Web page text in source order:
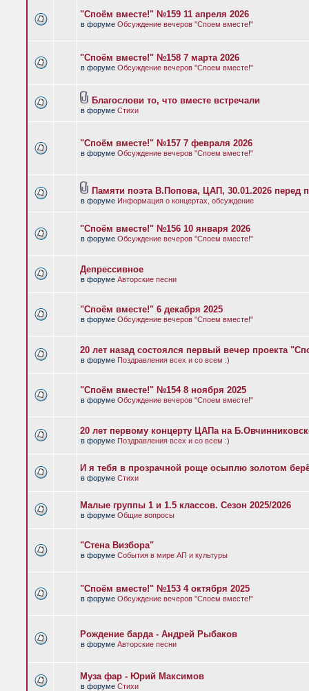
"Споём вместе!" №159 11 апреля 2026
в форуме Обсуждение вечеров "Споем вместе!"
"Споём вместе!" №158 7 марта 2026
в форуме Обсуждение вечеров "Споем вместе!"
Благослови то, что вместе встречали
в форуме Стихи
"Споём вместе!" №157 7 февраля 2026
в форуме Обсуждение вечеров "Споем вместе!"
Памяти поэта В.Попова, ЦАП, 30.01.2026 перед
в форуме Информация о концертах, обсуждение
"Споём вместе!" №156 10 января 2026
в форуме Обсуждение вечеров "Споем вместе!"
Депрессивное
в форуме Авторские песни
"Споём вместе!" 6 декабря 2025
в форуме Обсуждение вечеров "Споем вместе!"
20 лет назад состоялся первый вечер проекта
в форуме Поздравления всех и со всем :)
"Споём вместе!" №154 8 ноября 2025
в форуме Обсуждение вечеров "Споем вместе!"
20 лет первому концерту ЦАПа на
в форуме Поздравления всех и со всем :)
И я тебя в прозрачной роще осыплю золотом
в форуме Стихи
Малые группы 1 и 1.5 классов. Сезон 2025/2026
в форуме Общие вопросы
"Стена Визбора"
в форуме События в мире АП и культуры
"Споём вместе!" №153 4 октября 2025
в форуме Обсуждение вечеров "Споем вместе!"
Рождение барда - Андрей Рыбаков
в форуме Авторские песни
Муза фар - Юрий Максимов
в форуме Стихи